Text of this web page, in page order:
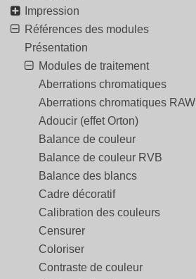
Impression
Références des modules
Présentation
Modules de traitement
Aberrations chromatiques
Aberrations chromatiques RAW
Adoucir (effet Orton)
Balance de couleur
Balance de couleur RVB
Balance des blancs
Cadre décoratif
Calibration des couleurs
Censurer
Coloriser
Contraste de couleur